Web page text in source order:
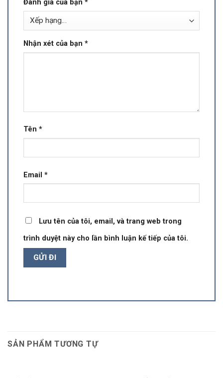
Đánh giá của bạn *
Nhận xét của bạn *
Tên *
Email *
Lưu tên của tôi, email, và trang web trong
trình duyệt này cho lần bình luận kế tiếp của tôi.
SẢN PHẨM TƯƠNG TỰ